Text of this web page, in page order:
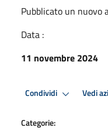
Pubblicato un nuovo
Data :
11 novembre 2024
Condividi Vedi
Categorie: